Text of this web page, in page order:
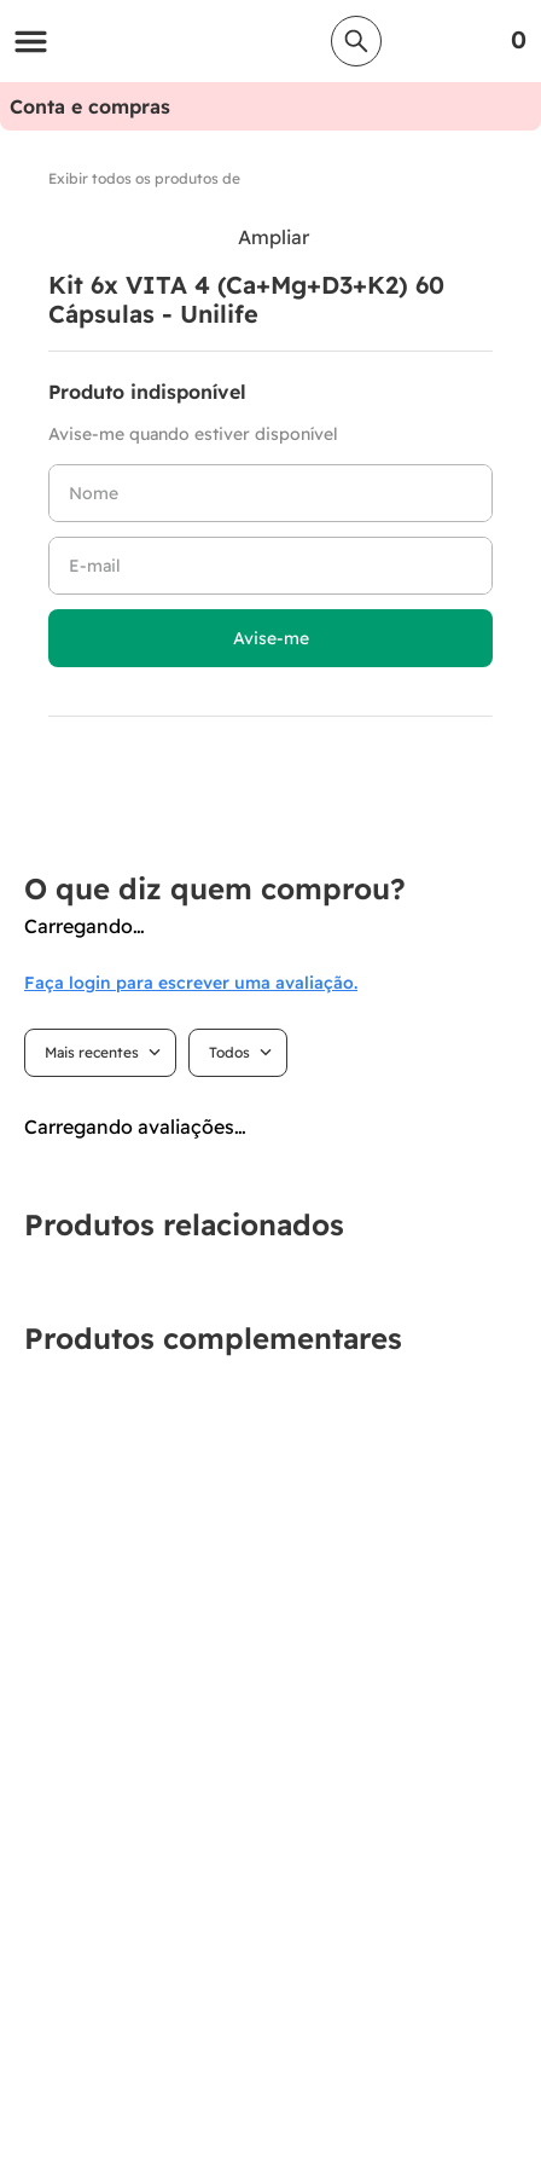
0
Conta e compras
Exibir todos os produtos de
Ampliar
Kit 6x VITA 4 (Ca+Mg+D3+K2) 60
Cápsulas - Unilife
Carregando…
Faça login para escrever uma avaliação.
Mais recentes Todos
Carregando avaliações…
Produtos relacionados
Produtos complementares